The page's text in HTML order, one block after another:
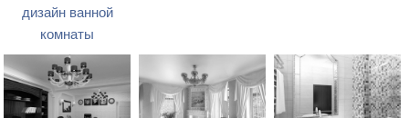
дизайн ванной
комнаты